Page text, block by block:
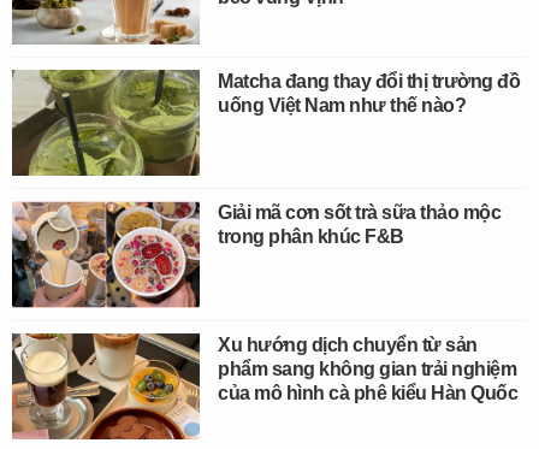
Matcha đang thay đổi thị trường đồ
uống Việt Nam như thế nào?
Giải mã cơn sốt trà sữa thảo mộc
trong phân khúc F&B
Xu hướng dịch chuyển từ sản
phẩm sang không gian trải nghiệm
của mô hình cà phê kiểu Hàn Quốc